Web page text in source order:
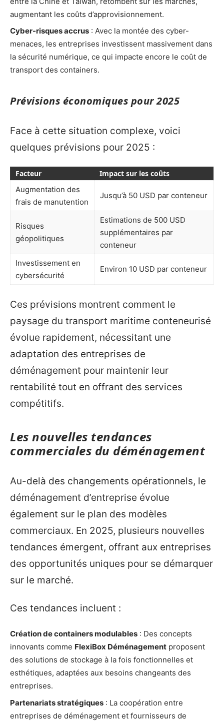
augmentant les coûts d’approvisionnement.
Cyber-risques accrus : Avec la montée des cyber-
menaces, les entreprises investissent massivement dans
la sécurité numérique, ce qui impacte encore le coût de
transport des containers.
Prévisions économiques pour 2025
Face à cette situation complexe, voici
quelques prévisions pour 2025 :
Facteur
Impact sur les coûts
Augmentation des
frais de manutention
Jusqu’à 50 USD par conteneur
Risques
géopolitiques
Estimations de 500 USD
supplémentaires par
conteneur
Investissement en
cybersécurité
Environ 10 USD par conteneur
Ces prévisions montrent comment le
paysage du transport maritime conteneurisé
évolue rapidement, nécessitant une
adaptation des entreprises de
déménagement pour maintenir leur
rentabilité tout en offrant des services
compétitifs.
Les nouvelles tendances
commerciales du déménagement
Au-delà des changements opérationnels, le
déménagement d’entreprise évolue
également sur le plan des modèles
commerciaux. En 2025, plusieurs nouvelles
tendances émergent, offrant aux entreprises
des opportunités uniques pour se démarquer
sur le marché.
Ces tendances incluent :
Création de containers modulables : Des concepts
innovants comme FlexiBox Déménagement proposent
des solutions de stockage à la fois fonctionnelles et
esthétiques, adaptées aux besoins changeants des
entreprises.
Partenariats stratégiques : La coopération entre
entreprises de déménagement et fournisseurs de